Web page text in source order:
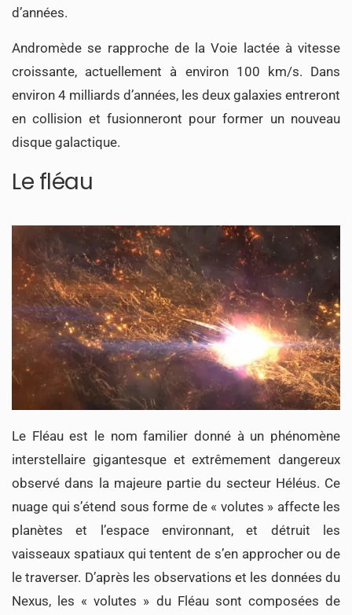
d’années.
Andromède se rapproche de la Voie lactée à vitesse
croissante, actuellement à environ 100 km/s. Dans
environ 4 milliards d’années, les deux galaxies entreront
en collision et fusionneront pour former un nouveau
disque galactique.
Le fléau
Le Fléau est le nom familier donné à un phénomène
interstellaire gigantesque et extrêmement dangereux
observé dans la majeure partie du secteur Héléus. Ce
nuage qui s’étend sous forme de « volutes » affecte les
planètes et l’espace environnant, et détruit les
vaisseaux spatiaux qui tentent de s’en approcher ou de
le traverser. D’après les observations et les données du
Nexus, les « volutes » du Fléau sont composées de